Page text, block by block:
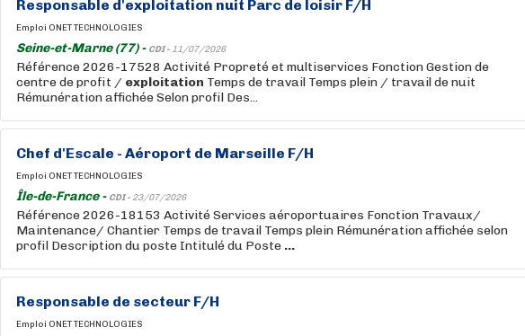
Responsable d'exploitation nuit Parc de loisir F/H
Emploi ONET TECHNOLOGIES
Seine-et-Marne (77) - CDI - 11/07/2026
Référence 2026-17528 Activité Propreté et multiservices Fonction Gestion de
centre de profit / exploitation Temps de travail Temps plein / travail de nuit
Rémunération affichée Selon profil Des...
Chef d'Escale - Aéroport de Marseille F/H
Emploi ONET TECHNOLOGIES
Île-de-France - CDI - 23/07/2026
Référence 2026-18153 Activité Services aéroportuaires Fonction Travaux/
Maintenance/ Chantier Temps de travail Temps plein Rémunération affichée selon
profil Description du poste Intitulé du Poste ...
Responsable de secteur F/H
Emploi ONET TECHNOLOGIES